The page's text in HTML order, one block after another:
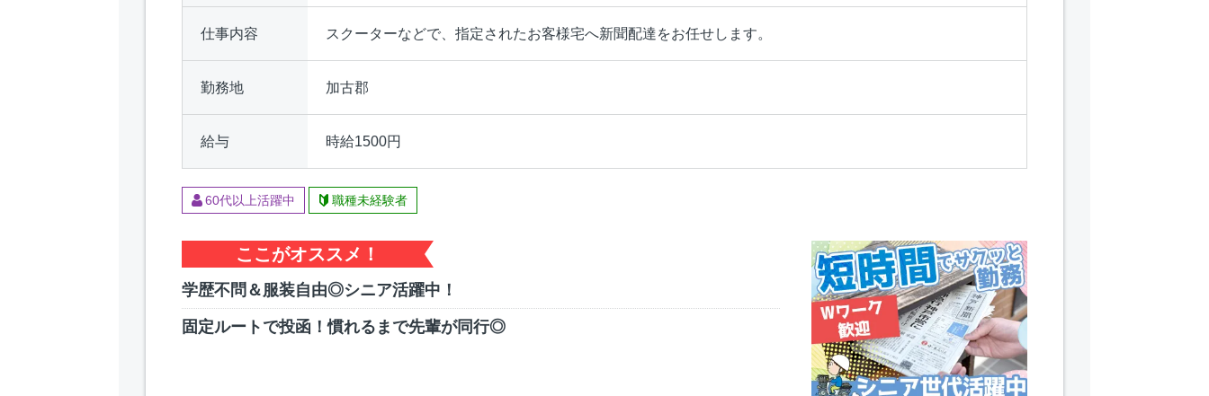
仕事内容 スクーターなどで、指定されたお客様宅へ新聞配達をお任せします。
勤務地 加古郡
給与 時給1500円
60代以上活躍中 職種未経験者
ここがオススメ！
学歴不問＆服装自由◎シニア活躍中！
固定ルートで投函！慣れるまで先輩が同行◎